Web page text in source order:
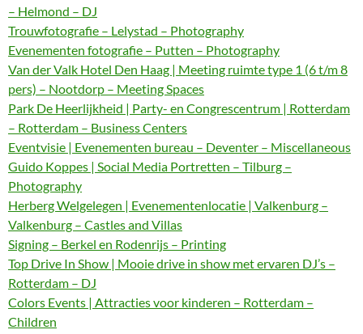
– Helmond – DJ
Trouwfotografie – Lelystad – Photography
Evenementen fotografie – Putten – Photography
Van der Valk Hotel Den Haag | Meeting ruimte type 1 (6 t/m 8
pers) – Nootdorp – Meeting Spaces
Park De Heerlijkheid | Party- en Congrescentrum | Rotterdam
– Rotterdam – Business Centers
Eventvisie | Evenementen bureau – Deventer – Miscellaneous
Guido Koppes | Social Media Portretten – Tilburg –
Photography
Herberg Welgelegen | Evenementenlocatie | Valkenburg –
Valkenburg – Castles and Villas
Signing – Berkel en Rodenrijs – Printing
Top Drive In Show | Mooie drive in show met ervaren DJ’s –
Rotterdam – DJ
Colors Events | Attracties voor kinderen – Rotterdam –
Children